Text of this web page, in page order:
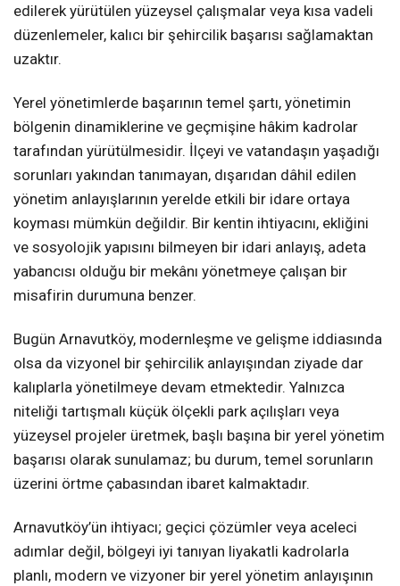
edilerek yürütülen yüzeysel çalışmalar veya kısa vadeli
düzenlemeler, kalıcı bir şehircilik başarısı sağlamaktan
uzaktır.
Yerel yönetimlerde başarının temel şartı, yönetimin
bölgenin dinamiklerine ve geçmişine hâkim kadrolar
tarafından yürütülmesidir. İlçeyi ve vatandaşın yaşadığı
sorunları yakından tanımayan, dışarıdan dâhil edilen
yönetim anlayışlarının yerelde etkili bir idare ortaya
koyması mümkün değildir. Bir kentin ihtiyacını, ekliğini
ve sosyolojik yapısını bilmeyen bir idari anlayış, adeta
yabancısı olduğu bir mekânı yönetmeye çalışan bir
misafirin durumuna benzer.
Bugün Arnavutköy, modernleşme ve gelişme iddiasında
olsa da vizyonel bir şehircilik anlayışından ziyade dar
kalıplarla yönetilmeye devam etmektedir. Yalnızca
niteliği tartışmalı küçük ölçekli park açılışları veya
yüzeysel projeler üretmek, başlı başına bir yerel yönetim
başarısı olarak sunulamaz; bu durum, temel sorunların
üzerini örtme çabasından ibaret kalmaktadır.
Arnavutköy’ün ihtiyacı; geçici çözümler veya aceleci
adımlar değil, bölgeyi iyi tanıyan liyakatli kadrolarla
planlı, modern ve vizyoner bir yerel yönetim anlayışının